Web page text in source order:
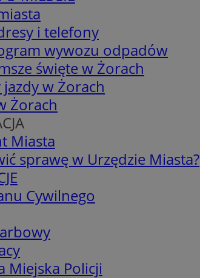
i telefony
wywozu odpadów
święte w Żorach
jazdy w Żorach
Żorach
Miasta
sprawę w Urzędzie Miasta?
Cywilnego
Miejska Policji